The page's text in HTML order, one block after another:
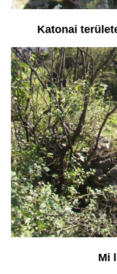
Katonai
Mi